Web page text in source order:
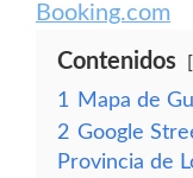
Booking.com
Contenidos
1
Mapa de
2 Google
Provincia de